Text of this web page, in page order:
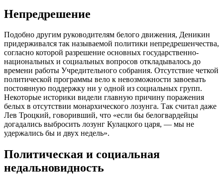
Непредрешение
Подобно другим руководителям белого движения, Деникин
придерживался так называемой политики непредрешенчества,
согласно которой разрешение основных государственно-
национальных и социальных вопросов откладывалось до
времени работы Учредительного собрания. Отсутствие четкой
политической программы вело к невозможности завоевать
постоянную поддержку ни у одной из социальных групп.
Некоторые историки видели главную причину поражения
белых в отсутствии монархического лозунга. Так считал даже
Лев Троцкий, говоривший, что «если бы белогвардейцы
догадались выбросить лозунг Кулацкого царя, — мы не
удержались бы и двух недель».
Политическая и социальная
недальновидность